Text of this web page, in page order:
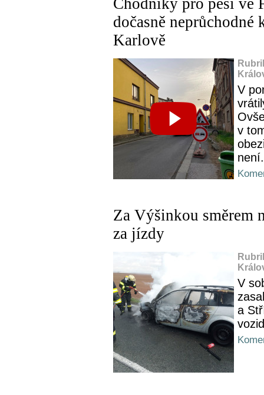
Chodníky pro pěší ve
dočasně
Karlově
V
v
Za Výšinkou směrem
za jízdy
V
a